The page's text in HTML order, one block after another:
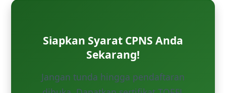
Siapkan Syarat CPNS Anda
Sekarang!
Jangan tunda hingga pendaftaran